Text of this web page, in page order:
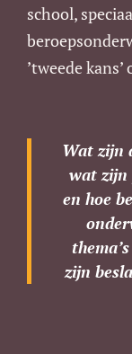
school,
’tweede
Wat zijn
wat zijn
en hoe
zijn